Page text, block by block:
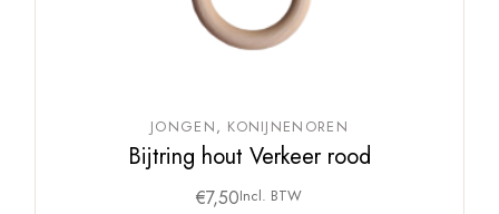
JONGEN KONIJNENOREN
Bijtring hout Verkeer rood
€7,50Incl. BTW